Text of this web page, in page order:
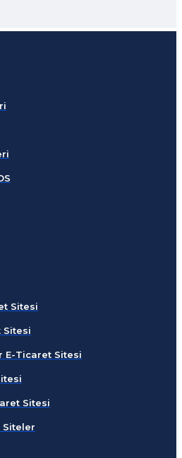
Sitesi
Sitesi
E-Ticaret Sitesi
Sitesi
Siteler